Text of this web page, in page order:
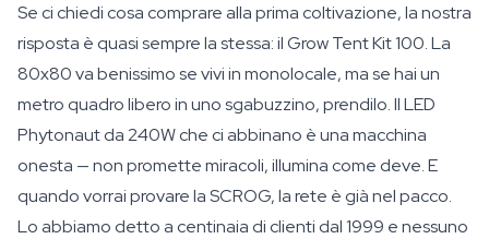
Se ci chiedi cosa comprare alla prima coltivazione, la nostra
risposta è quasi sempre la stessa: il Grow Tent Kit 100. La
80x80 va benissimo se vivi in monolocale, ma se hai un
metro quadro libero in uno sgabuzzino, prendilo. Il LED
Phytonaut da 240W che ci abbinano è una macchina
onesta — non promette miracoli, illumina come deve. E
quando vorrai provare la SCROG, la rete è già nel pacco.
Lo abbiamo detto a centinaia di clienti dal 1999 e nessuno